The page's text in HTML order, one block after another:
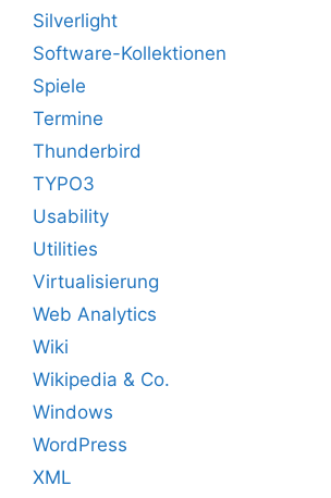
Silverlight
Software-Kollektionen
Spiele
Termine
Thunderbird
TYPO3
Usability
Utilities
Virtualisierung
Web Analytics
Wiki
Wikipedia & Co.
Windows
WordPress
XML